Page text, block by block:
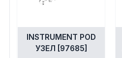
INSTRUMENT POD
УЗЕЛ [97685]